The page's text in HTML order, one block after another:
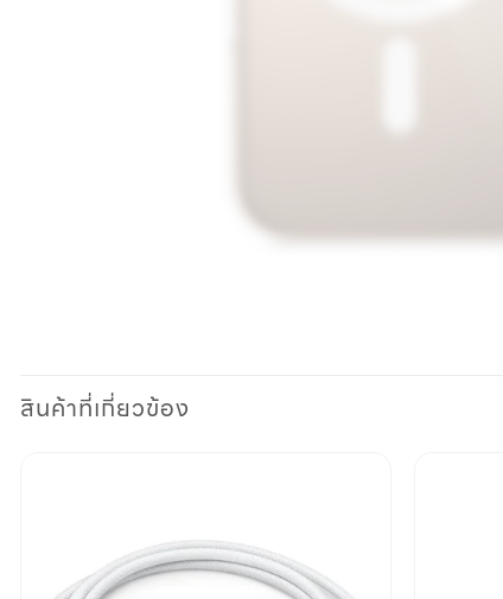
สินค้าที่เกี่ยวข้อง